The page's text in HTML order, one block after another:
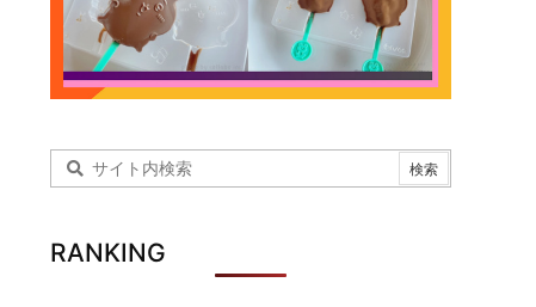
RANKING